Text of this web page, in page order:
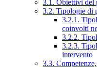
3.1. Obiettivi del
3.2. Tipologie di
3.2.1.
coinvolti
3.2.2.
3.2.3.
intervento
3.3.